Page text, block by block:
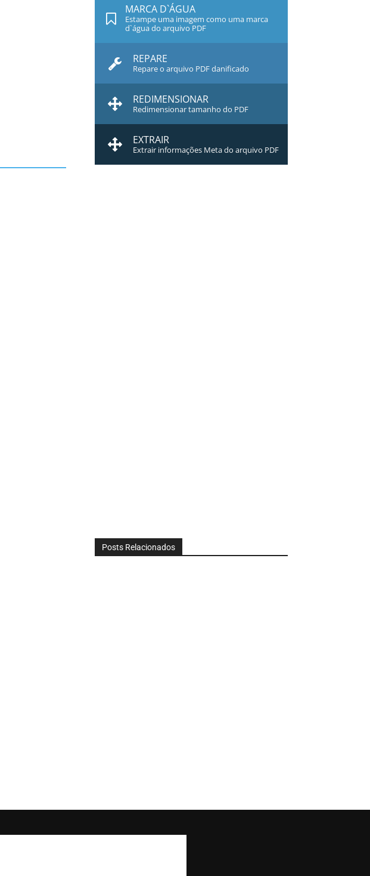
MARCA D`ÁGUA
Estampe uma imagem como uma marca
d`água do arquivo PDF
REPARE
Repare o arquivo PDF danificado
REDIMENSIONAR
Redimensionar tamanho do PDF
EXTRAIR
Extrair informações Meta do arquivo PDF
Posts Relacionados